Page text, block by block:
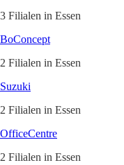
3 Filialen in Essen
BoConcept
2 Filialen in Essen
Suzuki
2 Filialen in Essen
OfficeCentre
2 Filialen in Essen